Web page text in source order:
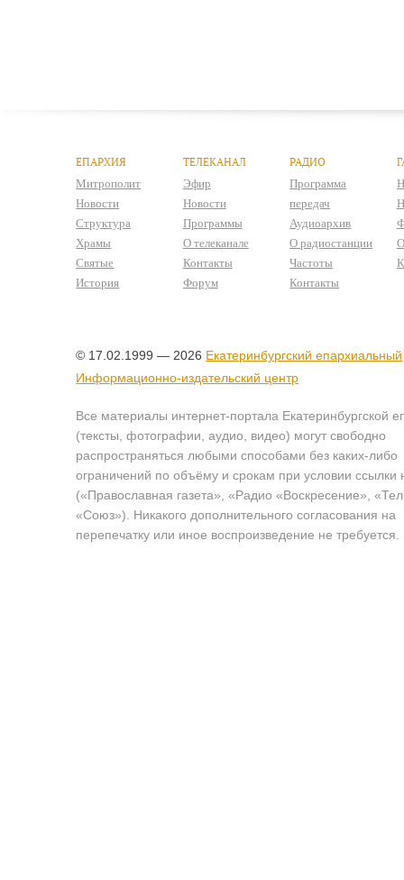
ЕПАРХИЯ
Митрополит
Новости
Структура
Храмы
Святые
История
ТЕЛЕКАНАЛ
Эфир
Новости
Программы
О телеканале
Контакты
Форум
РАДИО
Программа
передач
Аудиоархив
О радиостанции
Частоты
Контакты
© 17.02.1999 — 2026 Екатеринбургский епархиальный
Информационно-издательский центр
Все материалы интернет-портала Екатеринбургской
(тексты, фотографии, аудио, видео) могут свободно
распространяться любыми способами без каких-либо
ограничений по объёму и срокам при условии ссылки
(«Православная газета», «Радио «Воскресение»,
«Союз»). Никакого дополнительного согласования на
перепечатку или иное воспроизведение не требуется.